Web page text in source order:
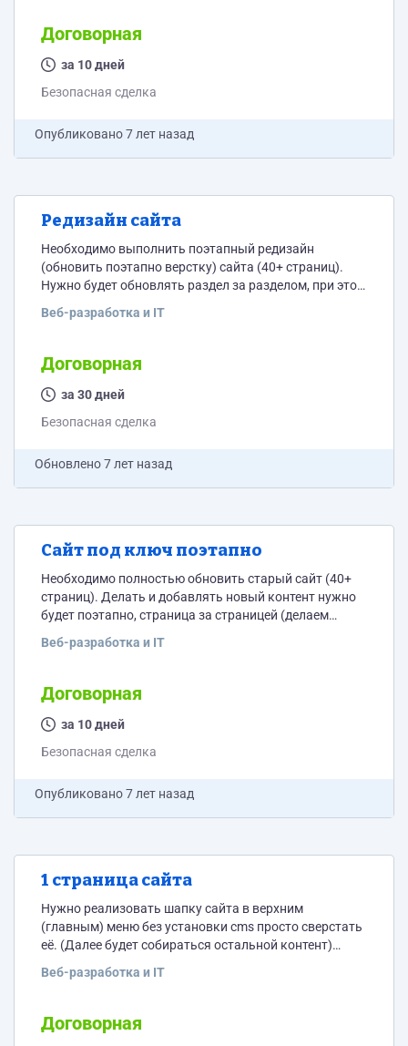
кнопками и бегунком 2 экран: портфолио (слайдер) с
кнопками и категориями + 2 формы заявки Дизайн
разрабатывать не нужно. Что нужно от Вас: 1)
Договорная
за 10 дней
Безопасная сделка
Опубликовано7 лет назад
Редизайн сайта
Необходимо выполнить поэтапный редизайн
(обновить поэтапно верстку) сайта (40+ страниц).
Нужно будет обновлять раздел за разделом, при этом
работоспособной (чтобы не отключать на период
лежат просто статические html страницы. Как это
будет выглядеть: делаем макет "Портфолио",
верстаем его под ключ и выкладываем вместо
Веб-разработка и IT
Договорная
за 30 дней
Безопасная сделка
Обновлено7 лет назад
Сайт под ключ поэтапно
Необходимо полностью обновить старый сайт (40+
страниц). Делать и добавлять новый контент нужно
будет поэтапно, страница за страницей (делаем
– берём следующую страницу и т.п.) Что нужно от
соответствие макету 4) Умение делать быструю
загрузку при большом количестве контента 5) Надо
будет реализовывать многошаговые калькуляторы,
Веб-разработка и IT
Договорная
за 10 дней
Безопасная сделка
Опубликовано7 лет назад
1 страница сайта
Нужно реализовать шапку сайта в верхним
(главным) меню без установки cms просто сверстать
её. (Далее будет собираться остальной контент)
шапки. Прототип шапки во вложении. Функционал:
пробегающим бликом и css эффектом "пульсации"),
саму форму делать сейчас не нужно Что нужно от
Веб-разработка и IT
Договорная